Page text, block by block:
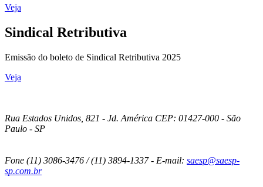
Veja
Sindical Retributiva
Emissão do boleto de Sindical Retributiva 2025
Veja
Rua Estados Unidos, 821 - Jd. América CEP: 01427-000 - São
Paulo - SP
Fone (11) 3086-3476 / (11) 3894-1337 - E-mail: saesp@saesp-
sp.com.br